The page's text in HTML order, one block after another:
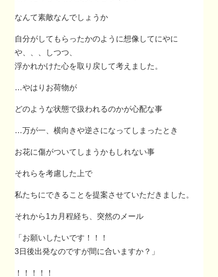
なんて素敵なんでしょうか
自分がしてもらったかのように想像してにやに
や、、、しつつ、
浮かれかけた心を取り戻して考えました。
…やはりお荷物が
どのような状態で扱われるのかが心配な事
…万が一、横向きや逆さになってしまったとき
お花に傷がついてしまうかもしれない事
それらを考慮した上で
私たちにできることを提案させていただきました。
それから1カ月程経ち、突然のメール
「お願いしたいです！！！
3日後出発なのですが間に合いますか？」
！！！！！